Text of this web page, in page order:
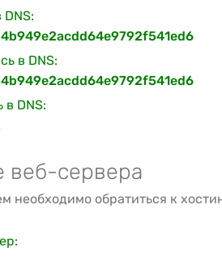
DNS:
в DNS:
в DNS:
веб-сервера
необходимо обратиться к